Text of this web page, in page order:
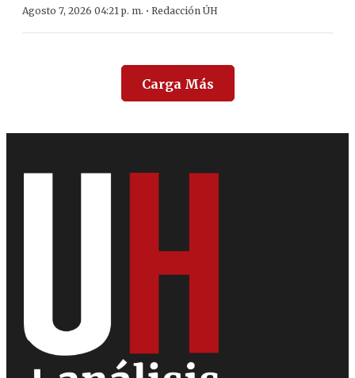
Agosto 7, 2026 04:21 p. m. · Redacción ÚH
Carga Más